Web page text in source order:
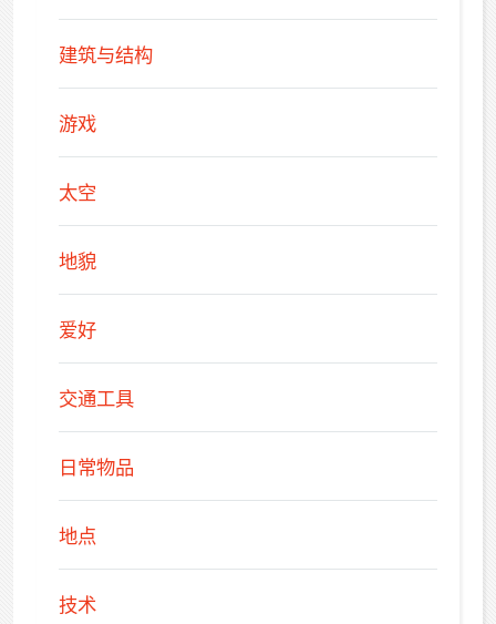
建筑与结构
游戏
太空
地貌
爱好
交通工具
日常物品
地点
技术